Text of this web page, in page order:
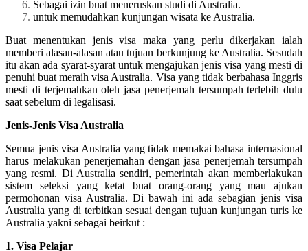
Sebagai izin buat meneruskan studi di Australia.
untuk memudahkan kunjungan wisata ke Australia.
Buat menentukan jenis visa maka yang perlu dikerjakan ialah
memberi alasan-alasan atau tujuan berkunjung ke Australia. Sesudah
itu akan ada syarat-syarat untuk mengajukan jenis visa yang mesti di
penuhi buat meraih visa Australia. Visa yang tidak berbahasa Inggris
mesti di terjemahkan oleh jasa penerjemah tersumpah terlebih dulu
saat sebelum di legalisasi.
Jenis-Jenis Visa Australia
Semua jenis visa Australia yang tidak memakai bahasa internasional
harus melakukan penerjemahan dengan jasa penerjemah tersumpah
yang resmi. Di Australia sendiri, pemerintah akan memberlakukan
sistem seleksi yang ketat buat orang-orang yang mau ajukan
permohonan visa Australia. Di bawah ini ada sebagian jenis visa
Australia yang di terbitkan sesuai dengan tujuan kunjungan turis ke
Australia yakni sebagai beirkut :
1. Visa Pelajar